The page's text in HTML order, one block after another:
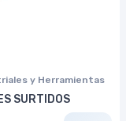
y Herramientas
SURTIDOS